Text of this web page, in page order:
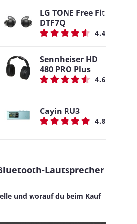
LG TONE Free Fit
DTF7Q
4.4
Sennheiser HD
480 PRO Plus
4.6
Cayin RU3
4.8
Lautsprecher
und worauf du beim Kauf